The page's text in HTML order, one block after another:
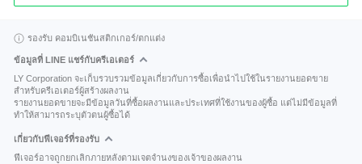
รองรับ คอมบิเนชันสติกเกอร์/ตกแต่ง
ข้อมูลที่ LINE แชร์กับครีเอเตอร์
LY Corporation จะเก็บรวบรวมข้อมูลเกี่ยวกับการซื้อเพื่อนำไปใช้ในรายงานยอดขาย
สำหรับครีเอเตอร์ผู้สร้างผลงาน
รายงานยอดขายจะมีข้อมูลวันที่ซื้อผลงานและประเทศที่ใช้งานของผู้ซื้อ แต่ไม่มีข้อมูลที่
ทำให้สามารถระบุตัวตนผู้ซื้อได้
เกี่ยวกับฟีเจอร์ที่รองรับ
ฟีเจอร์อาจถูกยกเลิกภายหลังตามเจตจำนงของเจ้าของผลงาน